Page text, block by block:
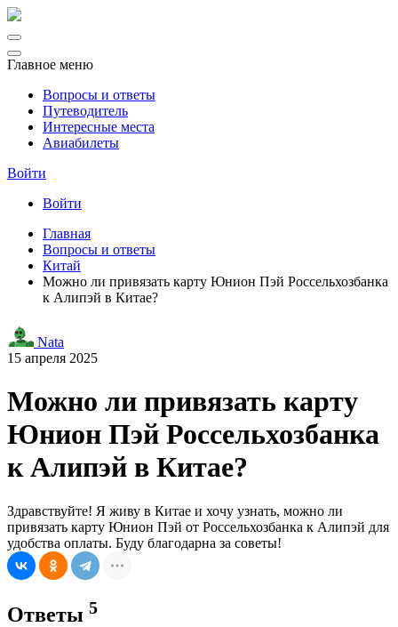
Главное меню
Вопросы и ответы
Путеводитель
Интересные места
Авиабилеты
Войти
Войти
Главная
Вопросы и ответы
Китай
Можно ли привязать карту Юнион Пэй Россельхозбанка
к Алипэй в Китае?
Nata
15 апреля 2025
Можно ли привязать карту
Юнион Пэй Россельхозбанка
к Алипэй в Китае?
Здравствуйте! Я живу в Китае и хочу узнать, можно ли
привязать карту Юнион Пэй от Россельхозбанка к Алипэй для
удобства оплаты. Буду благодарна за советы!
Ответы 5